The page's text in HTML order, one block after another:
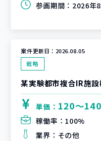
参画期間： 2026年
案件更新日： 2026.08.05
戦略
某実験都市複合IR施
単価： 120〜
稼働率： 100%
業界： その他